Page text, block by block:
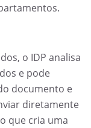
o IDP analisa
e pode
documento e
diretamente
que cria uma